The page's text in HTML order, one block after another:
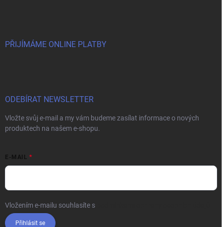
PŘIJÍMÁME ONLINE PLATBY
ODEBÍRAT NEWSLETTER
Vložte svůj e-mail a my vám budeme zasílat informace o nových
produktech na našem e-shopu.
E-MAIL
Vložením e-mailu souhlasíte s
Přihlásit se